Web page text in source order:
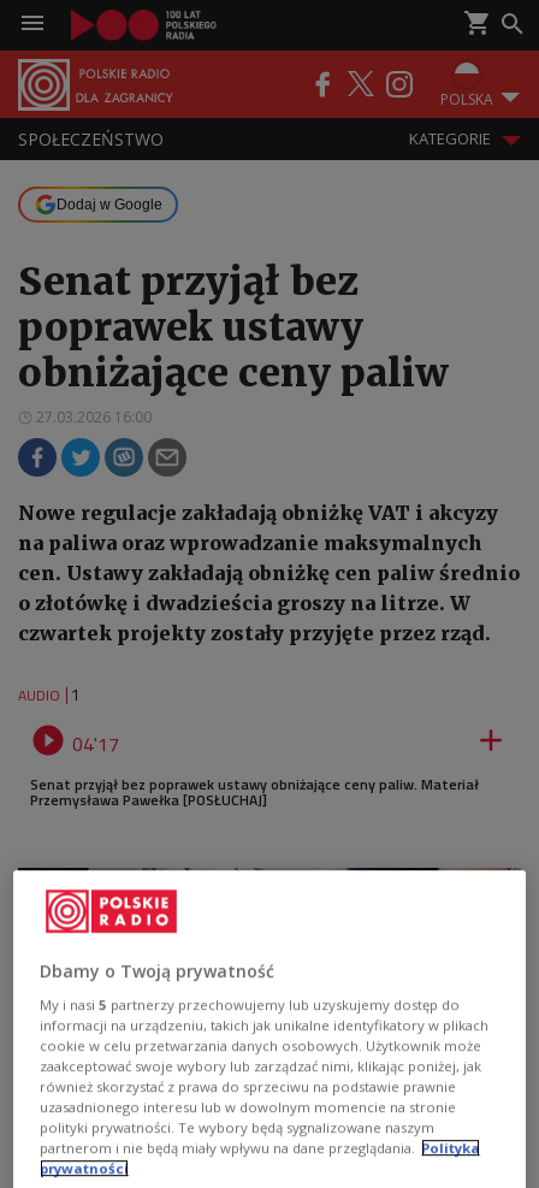
POLSKA
SPOŁECZEŃSTWO KATEGORIE
Dodaj w Google
Senat przyjął bez
poprawek ustawy
obniżające ceny paliw
27.03.2026 16:00
Nowe regulacje zakładają obniżkę VAT i akcyzy
na paliwa oraz wprowadzanie maksymalnych
cen. Ustawy zakładają obniżkę cen paliw średnio
o złotówkę i dwadzieścia groszy na litrze. W
czwartek projekty zostały przyjęte przez rząd.
AUDIO 1
 04'17 
Senat przyjął bez poprawek ustawy obniżające ceny paliw. Materiał
Przemysława Pawełka [POSŁUCHAJ]
Zdjęcie ilustracyjne.
Dbamy o Twoją prywatność
My i nasi5 partnerzy przechowujemy lub uzyskujemy dostęp do
informacji na urządzeniu, takich jak unikalne identyfikatory w plikach
cookie w celu przetwarzania danych osobowych. Użytkownik może
zaakceptować swoje wybory lub zarządzać nimi, klikając poniżej, jak
również skorzystać z prawa do sprzeciwu na podstawie prawnie
uzasadnionego interesu lub w dowolnym momencie na stronie
polityki prywatności. Te wybory będą sygnalizowane naszym
partnerom i nie będą miały wpływu na dane przeglądania.
Polityka
prywatności